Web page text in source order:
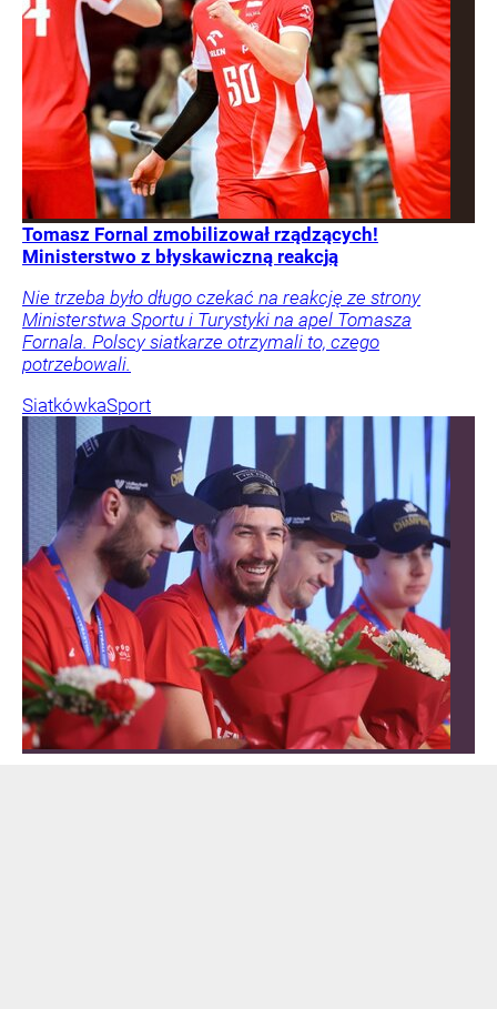
Tomasz Fornal zmobilizował rządzących!
Ministerstwo z błyskawiczną reakcją
Nie trzeba było długo czekać na reakcję ze strony
Ministerstwa Sportu i Turystyki na apel Tomasza
Fornala. Polscy siatkarze otrzymali to, czego
potrzebowali.
SiatkówkaSport